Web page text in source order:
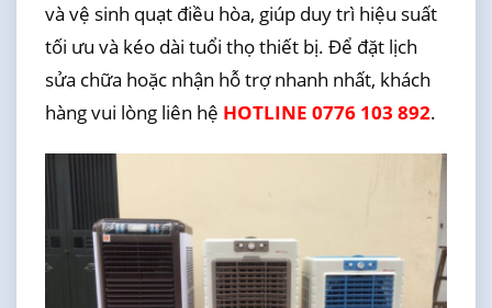
và vệ sinh quạt điều hòa, giúp duy trì hiệu suất
tối ưu và kéo dài tuổi thọ thiết bị. Để đặt lịch
sửa chữa hoặc nhận hỗ trợ nhanh nhất, khách
hàng vui lòng liên hệ HOTLINE 0776 103 892.